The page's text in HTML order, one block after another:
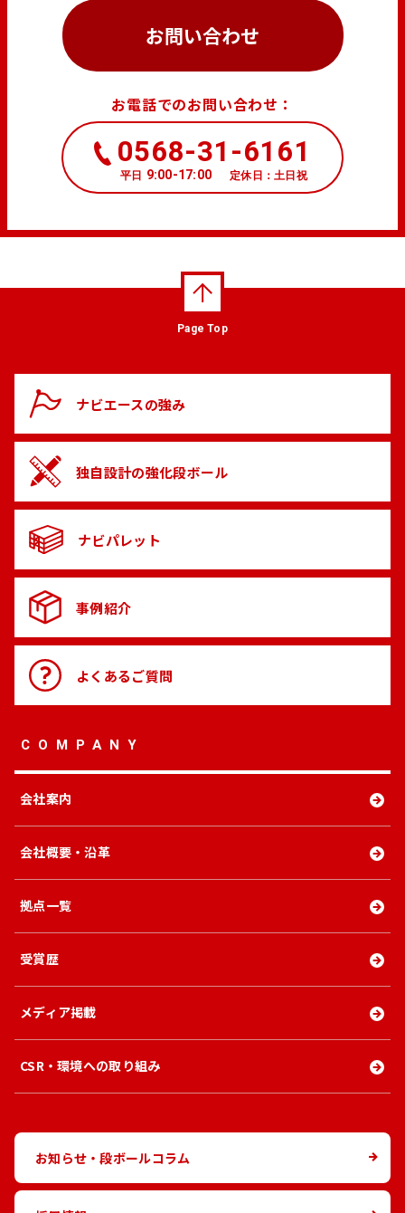
お問い合わせ
お電話でのお問い合わせ：
0568-31-6161
平日 9:00-17:00 定休日：土日祝
Page Top
ナビエースの強み
独自設計の強化段ボール
ナビパレット
事例紹介
よくあるご質問
COMPANY
会社案内
会社概要・沿革
拠点一覧
受賞歴
メディア掲載
CSR・環境への取り組み
お知らせ・段ボールコラム